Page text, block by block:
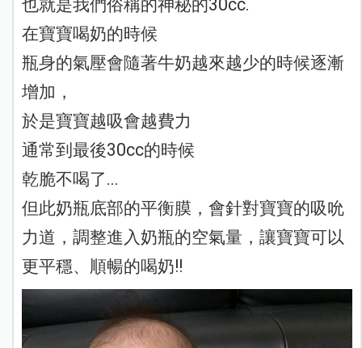
也就是我們俗稱的神秘的30cc.
在寶寶喝奶的時候
瓶身的氣壓會隨著牛奶越來越少的時候逐漸
增加，
於是寶寶越吸會越費力
通常到最後30cc的時候
乾脆不喝了...
但此奶瓶底部的平衡膜，會針對寶寶的吸吮
力道，調整進入奶瓶的空氣量，讓寶寶可以
更平穩、順暢的喝奶!!